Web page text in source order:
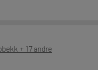
+ 17 andre